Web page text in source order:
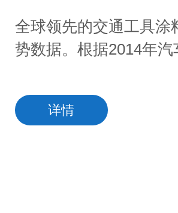
全球领先的交通工具涂
势数据。根据2014年
详情